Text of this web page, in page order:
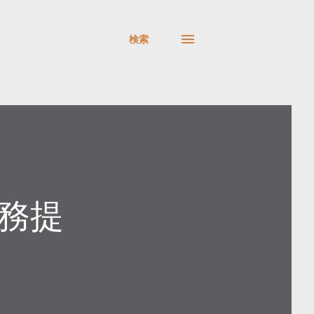
検索
提